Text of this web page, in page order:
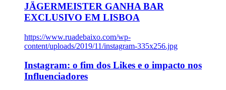
JÄGERMEISTER GANHA BAR
EXCLUSIVO EM LISBOA
https://www.ruadebaixo.com/wp-
content/uploads/2019/11/instagram-335x256.jpg
Instagram: o fim dos Likes e o impacto nos
Influenciadores